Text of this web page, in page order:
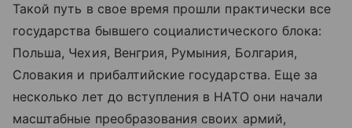
Такой путь в свое время прошли практически все
государства бывшего социалистического блока:
Польша, Чехия, Венгрия, Румыния, Болгария,
Словакия и прибалтийские государства. Еще за
несколько лет до вступления в НАТО они начали
масштабные преобразования своих армий,